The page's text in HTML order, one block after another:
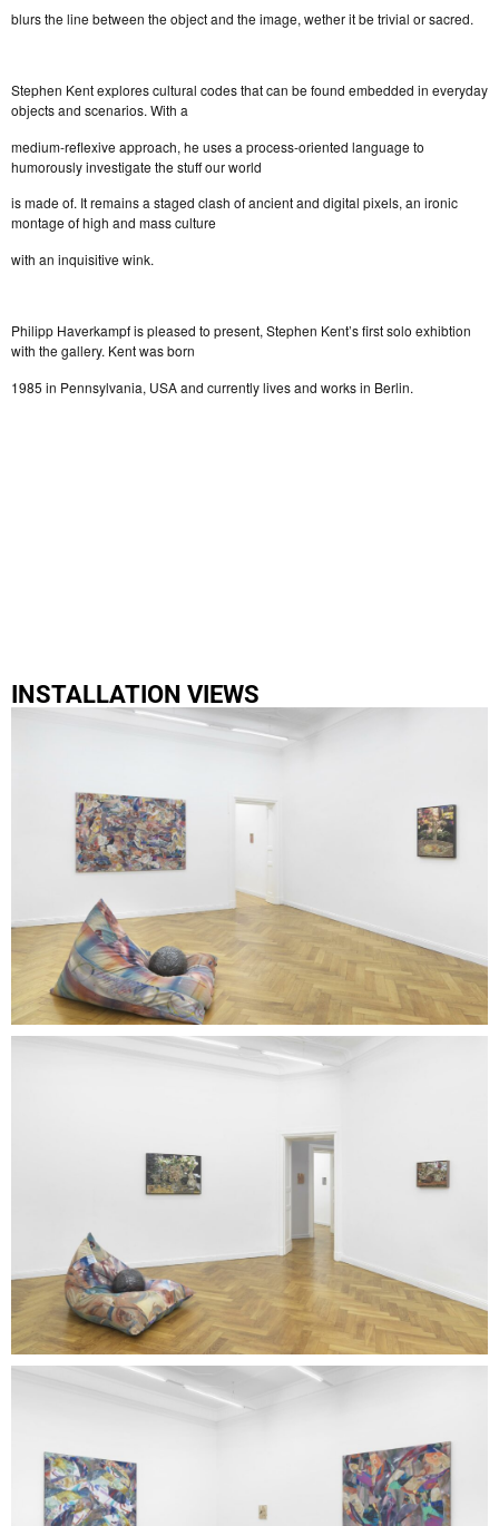
blurs the line between the object and the image, wether it be trivial or sacred.
Stephen Kent explores cultural codes that can be found embedded in everyday
objects and scenarios. With a
medium-reflexive approach, he uses a process-oriented language to
humorously investigate the stuff our world
is made of. It remains a staged clash of ancient and digital pixels, an ironic
montage of high and mass culture
with an inquisitive wink.
Philipp Haverkampf is pleased to present, Stephen Kent’s first solo exhibtion
with the gallery. Kent was born
1985 in Pennsylvania, USA and currently lives and works in Berlin.
INSTALLATION VIEWS